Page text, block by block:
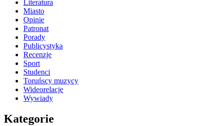
Literatura
Miasto
Opinie
Patronat
Porady
Publicystyka
Recenzje
Sport
Studenci
Toruńscy muzycy
Wideorelacje
Wywiady
Kategorie